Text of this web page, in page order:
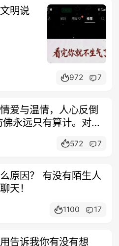
明说
972 7
爱与温情，人心反倒
永远只有算计。对待
572 7
原因？ 有没有陌生人
天！
1100 17
告诉我你有没有想